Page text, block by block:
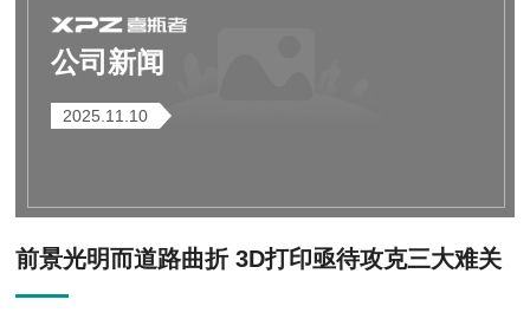
公司新闻
2025.11.10
前景光明而道路曲折 3D打印亟待攻克三大难关